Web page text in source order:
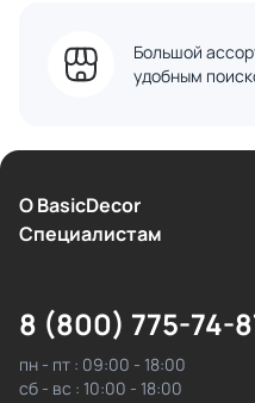
Большой
удобным
О BasicDecor
Cпециалистам
8 (800) 775-74-
пн - пт : 09:00 - 18:00
сб - вс : 10:00 - 18:00